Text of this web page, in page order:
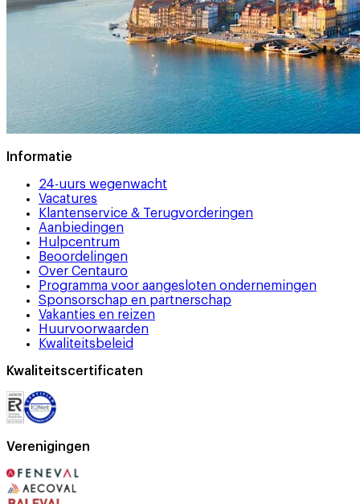
Informatie
24-uurs wegenwacht
Vacatures
Klantenservice & Terugvorderingen
Aanbiedingen
Hulpcentrum
Beoordelingen
Over Centauro
Programma voor aangesloten ondernemingen
Sponsorschap en partnerschap
Vakanties en reizen
Huurvoorwaarden
Kwaliteitsbeleid
Kwaliteitscertificaten
Verenigingen